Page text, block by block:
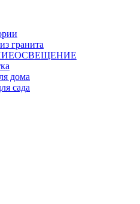
гранита
ОСВЕЩЕНИЕ
дома
сада